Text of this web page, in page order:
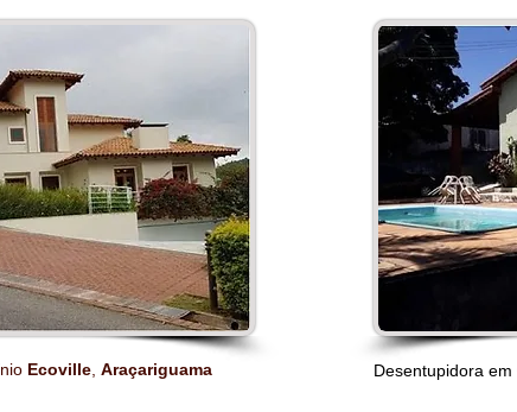
Ecoville Araçariguama Desentupidora em